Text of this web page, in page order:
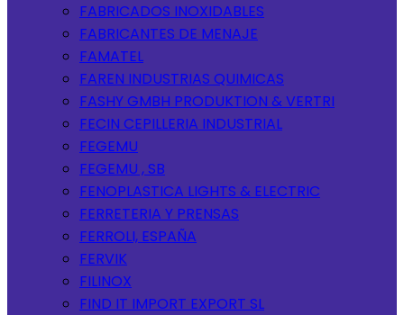
FABRICADOS INOXIDABLES
FABRICANTES DE MENAJE
FAMATEL
FAREN INDUSTRIAS QUIMICAS
FASHY GMBH PRODUKTION & VERTRI
FECIN CEPILLERIA INDUSTRIAL
FEGEMU
FEGEMU , SB
FENOPLASTICA LIGHTS & ELECTRIC
FERRETERIA Y PRENSAS
FERROLI, ESPAÑA
FERVIK
FILINOX
FIND IT IMPORT EXPORT SL